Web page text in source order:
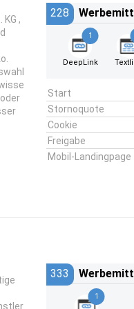
,
228
1
DeepLink
Start
Stornoquote
Cookie
Freigabe
Mobil-Landingpage
333
1